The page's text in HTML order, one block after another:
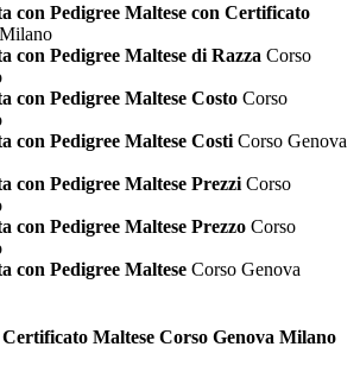
con Pedigree Maltese con Certificato
con Pedigree Maltese di Razza Corso
con Pedigree Maltese Costo Corso
con Pedigree Maltese Costi Corso Genova
con Pedigree Maltese Prezzi Corso
con Pedigree Maltese Prezzo Corso
con Pedigree Maltese Corso Genova
Maltese Corso Genova Milano